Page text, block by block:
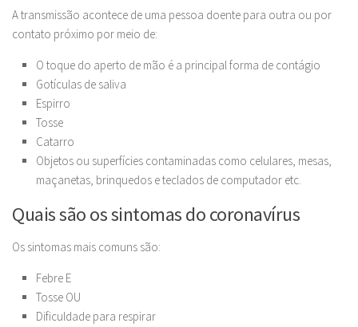
A transmissão acontece de uma pessoa doente para outra ou por
contato próximo por meio de:
O toque do aperto de mão é a principal forma de contágio
Gotículas de saliva
Espirro
Tosse
Catarro
Objetos ou superfícies contaminadas como celulares, mesas,
maçanetas, brinquedos e teclados de computador etc.
Quais são os sintomas do coronavírus
Os sintomas mais comuns são:
Febre E
Tosse OU
Dificuldade para respirar